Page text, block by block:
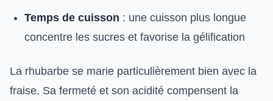
Temps de cuisson : une cuisson plus longue
concentre les sucres et favorise la gélification
La rhubarbe se marie particulièrement bien avec la
fraise. Sa fermeté et son acidité compensent la